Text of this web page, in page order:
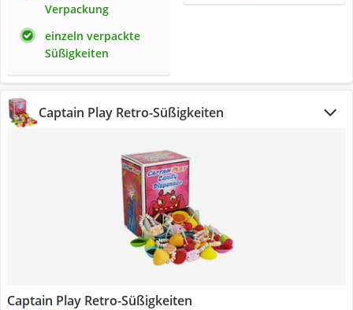
Verpackung
einzeln verpackte
Süßigkeiten
Captain Play Retro-Süßigkeiten
Captain Play Retro-Süßigkeiten